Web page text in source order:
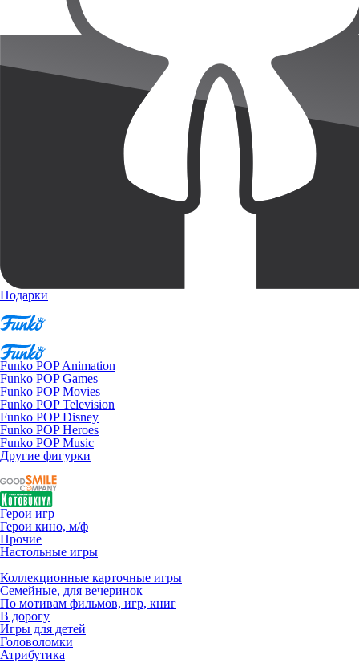
Подарки
Funko POP Animation
Funko POP Games
Funko POP Movies
Funko POP Television
Funko POP Disney
Funko POP Heroes
Funko POP Music
Другие фигурки
Герои игр
Герои кино, м/ф
Прочие
Настольные игры
Коллекционные карточные игры
Семейные, для вечеринок
По мотивам фильмов, игр, книг
В дорогу
Игры для детей
Головоломки
Атрибутика